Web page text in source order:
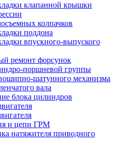
клапанной крышки
колпачков
поддона
впускного-выпуского
ремонт форсунок
поршневой группы
шатунного механизма
вала
блока цилиндров
и цепи ГРМ
натяжителя приводного